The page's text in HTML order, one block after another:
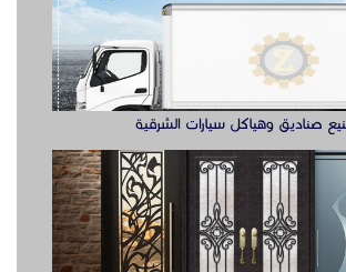
ابواب حديد ليزر او مشغول الشرقيه